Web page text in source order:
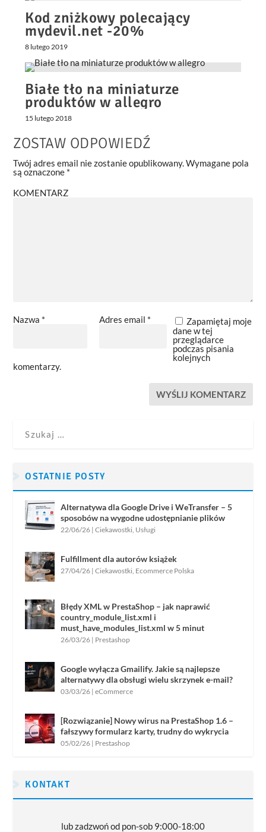
Kod zniżkowy polecający
mydevil.net -20%
8 lutego 2019
Białe tło na miniaturze
produktów w allegro
15 lutego 2018
ZOSTAW ODPOWIEDŹ
Twój adres email nie zostanie opublikowany.Wymagane pola
są oznaczone *
KOMENTARZ
Nazwa * Adres email *
Zapamiętaj moje
dane w tej
przeglądarce
podczas pisania
kolejnych
komentarzy.
OSTATNIE POSTY
Alternatywa dla Google Drive i WeTransfer – 5
sposobów na wygodne udostępnianie plików
22/06/26 |Ciekawostki Usługi
Fulfillment dla autorów książek
27/04/26 |Ciekawostki Ecommerce Polska
Błędy XML w PrestaShop – jak naprawić
country_module_list.xml i
must_have_modules_list.xml w 5 minut
26/03/26 | Prestashop
Google wyłącza Gmailify. Jakie są najlepsze
alternatywy dla obsługi wielu skrzynek e-mail?
03/03/26 |eCommerce
[Rozwiązanie] Nowy wirus na PrestaShop 1.6 –
fałszywy formularz karty, trudny do wykrycia
05/02/26 | Prestashop
KONTAKT
lub zadzwoń od pon-sob 9:000-18:00